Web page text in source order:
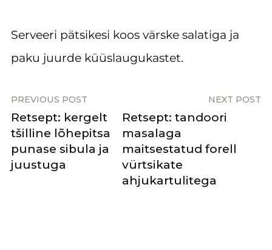
Serveeri pätsikesi koos värske salatiga ja
paku juurde küüslaugukastet.
PREVIOUS POST NEXT POST
Retsept: kergelt
tšilline lõhepitsa
punase sibula ja
juustuga
Retsept: tandoori
masalaga
maitsestatud forell
vürtsikate
ahjukartulitega